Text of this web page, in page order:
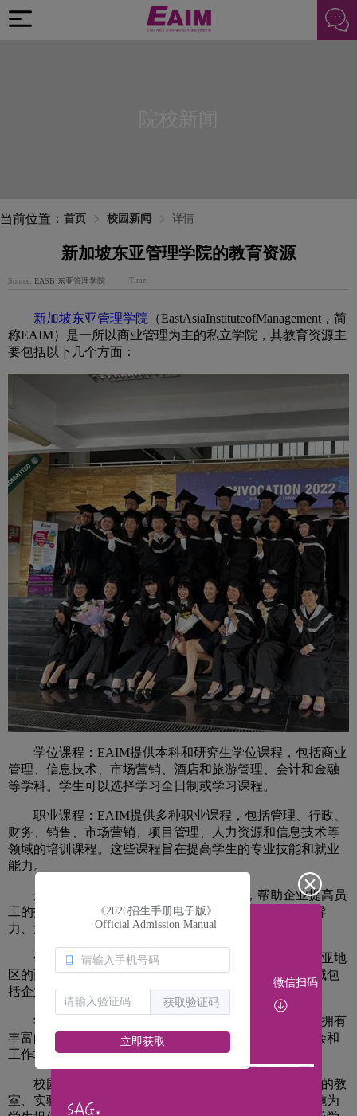
当前位置： 首页 校园新闻 详情
新加坡东亚管理学院的教育资源
Source: EASB 东亚管理学院 Time:
新加坡东亚管理学院 （EastAsiaInstituteofManagement，简
称EAIM）是一所以商业管理为主的私立学院，其教育资源主
要包括以下几个方面：
学位课程：EAIM提供本科和研究生学位课程，包括商业
管理、信息技术、市场营销、酒店和旅游管理、会计和金融
等学科。学生可以选择学习全日制或学习课程。
职业课程：EAIM提供多种职业课程，包括管理、行政、
财务、销售、市场营销、项目管理、人力资源和信息技术等
领域的培训课程。这些课程旨在提高学生的专业技能和就业
能力。
企业培训：EAIM还提供企业培训课程，帮助企业提高员
工的技能和素质，提高企业绩效。企业培训课程包括领导
力、沟通技巧、人力资源管理、团队建设和销售技巧等。
研究中心：EAIM的研究中心致力于为新加坡和东南亚地
区的商业和经济发展提供研究支持。研究中心的研究领域包
括企业管理、市场营销、金融和经济等。
学术资源：EAIM的教师和研究人员来自世界各地，拥有
丰富的学术和实践经验。学生可以通过参加讲座、研讨会和
工作坊等活动，获取最新的学术资讯和实践经验。
校园设施：EAIM拥有现代化的校园设施，包括宽敞的教
室、实验室、图书馆、电脑室和学生休息室等。这些设施为
《2026招生手册电子版》
Official Admission Manual
获取验证码
立即获取
微信扫码